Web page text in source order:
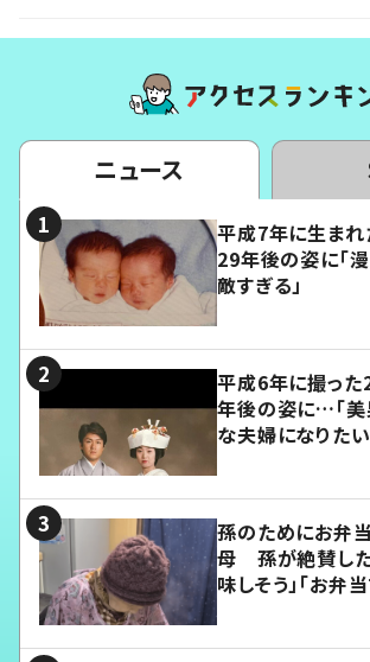
ニュース
平成7年に生ま
29年後の姿に「
敵すぎる」
平成6年に撮っ
年後の姿に…「美
な夫婦になりたい
孫のためにお弁
母 孫が絶賛した
味しそう」「お弁